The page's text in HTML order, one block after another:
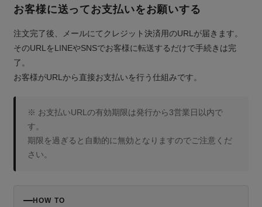
お客様に送ってお支払いをお願いする
注文完了後、メールにてクレジット決済用のURLが届きます。
そのURLをLINEやSNSでお客様に転送するだけで手続きは完
了。
お客様がURLから直接お支払いを行う仕組みです。
※ お支払いURLの有効期限は発行から3営業日以内で
す。
期限を過ぎると自動的に無効となりますのでご注意くだ
さい。
HOW TO